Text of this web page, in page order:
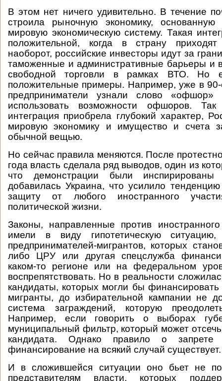
В этом нет ничего удивительно. В течение
строила рыночную экономику,
мировую экономическую систему. Такая
положительной, когда в страну
наоборот, российские инвесторы идут за
таможенные и административные барьеры и
свободной торговли в рамках ВТО. Но
положительные примеры. Например, уже в 90-
предприниматели узнали слово «офшор»
использовать возможности офшоров.
интеграция приобрела глубокий характер,
мировую экономику и имущество и счета
обычной вещью.
Но сейчас правила меняются. После
года власть сделала ряд выводов, один из
что демонстрации были
добавилась Украина, что усилило
защиту от любого иностранного
политической жизни.
Законы, направленные против
имели в виду гипотетическую
предпринимателей-мигрантов, которых
либо ЦРУ или другая спецслужба
каком-то регионе или на федеральном
воспрепятствовать. Но в реальности
кандидаты, которых могли бы финансировать
мигранты, до избирательной кампании не
система заграждений, которую
Например, если говорить о выборах
муниципальный фильтр, который может
кандидата. Однако правило о запрете
финансирование на всякий случай существует.
И в сложившейся ситуации оно бьет не
представителям власти, которых